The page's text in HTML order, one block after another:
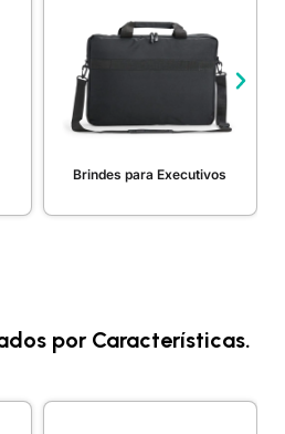
Brindes para Executivos
por Características.